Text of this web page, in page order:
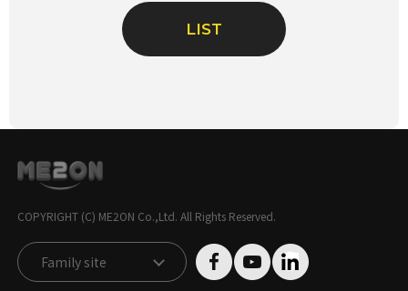
LIST
COPYRIGHT (C) ME2ON Co.,Ltd. All Rights Reserved.
Family site